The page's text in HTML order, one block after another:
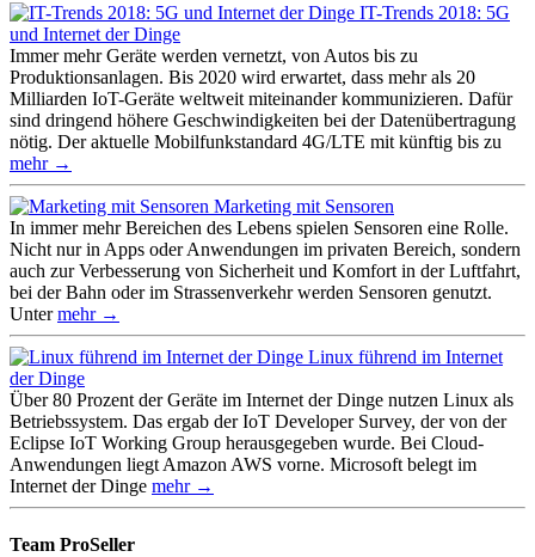
IT-Trends 2018: 5G
und Internet der Dinge
Immer mehr Geräte werden vernetzt, von Autos bis zu
Produktionsanlagen. Bis 2020 wird erwartet, dass mehr als 20
Milliarden IoT-Geräte weltweit miteinander kommunizieren. Dafür
sind dringend höhere Geschwindigkeiten bei der Datenübertragung
nötig. Der aktuelle Mobilfunkstandard 4G/LTE mit künftig bis zu
mehr →
Marketing mit Sensoren
In immer mehr Bereichen des Lebens spielen Sensoren eine Rolle.
Nicht nur in Apps oder Anwendungen im privaten Bereich, sondern
auch zur Verbesserung von Sicherheit und Komfort in der Luftfahrt,
bei der Bahn oder im Strassenverkehr werden Sensoren genutzt.
Untermehr →
Linux führend im Internet
der Dinge
Über 80 Prozent der Geräte im Internet der Dinge nutzen Linux als
Betriebssystem. Das ergab der IoT Developer Survey, der von der
Eclipse IoT Working Group herausgegeben wurde. Bei Cloud-
Anwendungen liegt Amazon AWS vorne. Microsoft belegt im
Internet der Dinge mehr →
Team ProSeller